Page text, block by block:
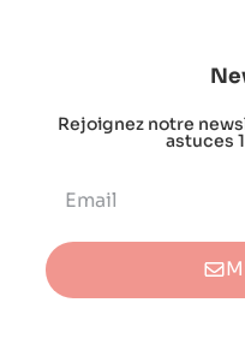
Rejoignez notre
astuces